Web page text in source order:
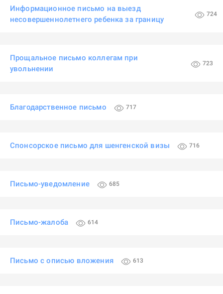
Информационное письмо на выезд
несовершеннолетнего ребенка за границу
724
Прощальное письмо коллегам при
увольнении
723
Благодарственное письмо 717
Спонсорское письмо для шенгенской визы 716
Письмо-уведомление 685
Письмо-жалоба 614
Письмо с описью вложения 613